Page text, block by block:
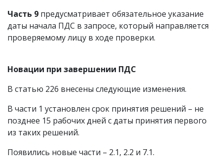
Часть 9 предусматривает обязательное указание
даты начала ПДС в запросе, который направляется
проверяемому лицу в ходе проверки.
Новации при завершении ПДС
В статью 226 внесены следующие изменения.
В части 1 установлен срок принятия решений – не
позднее 15 рабочих дней с даты принятия первого
из таких решений.
Появились новые части – 2.1, 2.2 и 7.1.